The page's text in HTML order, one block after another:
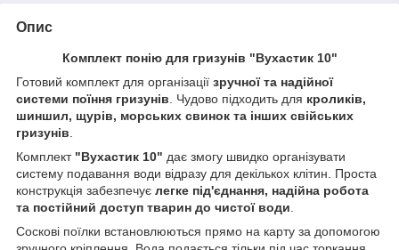
Опис
Комплект понію для гризунів "Вухастик 10"
Готовий комплект для організації зручної та надійної
системи поїння гризунів . Чудово підходить для кроликів,
шиншил, щурів, морських свинок та інших свійських
гризунів
Комплект "Вухастик 10" дає змогу швидко організувати
систему подавання води відразу для декількох клітин. Проста
конструкція забезпечує легке під'єднання, надійна робота
та постійний доступ тварин до чистої води
Соскові поїлки встановлюються прямо на карту за допомогою